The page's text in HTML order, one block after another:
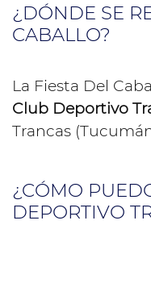
¿DÓNDE SE
CABALLO?
La Fiesta Del
Club Deportivo
Trancas
¿CÓMO
DEPORTIVO